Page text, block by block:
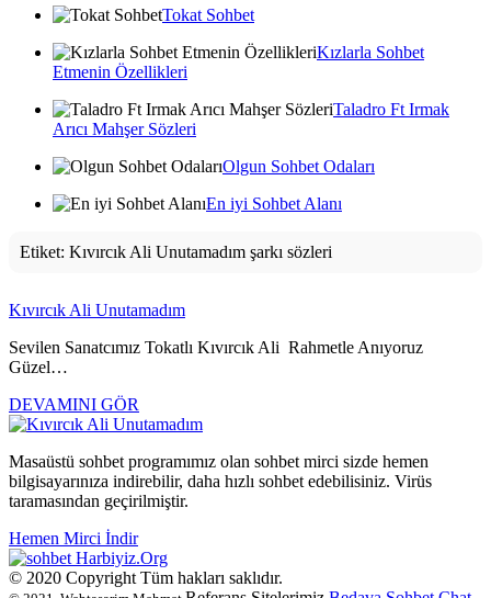
Tokat Sohbet
Kızlarla Sohbet
Etmenin Özellikleri
Taladro Ft Irmak
Arıcı Mahşer Sözleri
Olgun Sohbet Odaları
En iyi Sohbet Alanı
Etiket: Kıvırcık Ali Unutamadım şarkı sözleri
Kıvırcık Ali Unutamadım
Sevilen Sanatcımız Tokatlı Kıvırcık Ali Rahmetle Anıyoruz
Güzel…
DEVAMINI GÖR
Masaüstü sohbet programımız olan sohbet mirci sizde hemen
bilgisayarınıza indirebilir, daha hızlı sohbet edebilisiniz. Virüs
taramasından geçirilmiştir.
Hemen Mirci İndir
Harbiyiz.Org
© 2020 Copyright Tüm hakları saklıdır.